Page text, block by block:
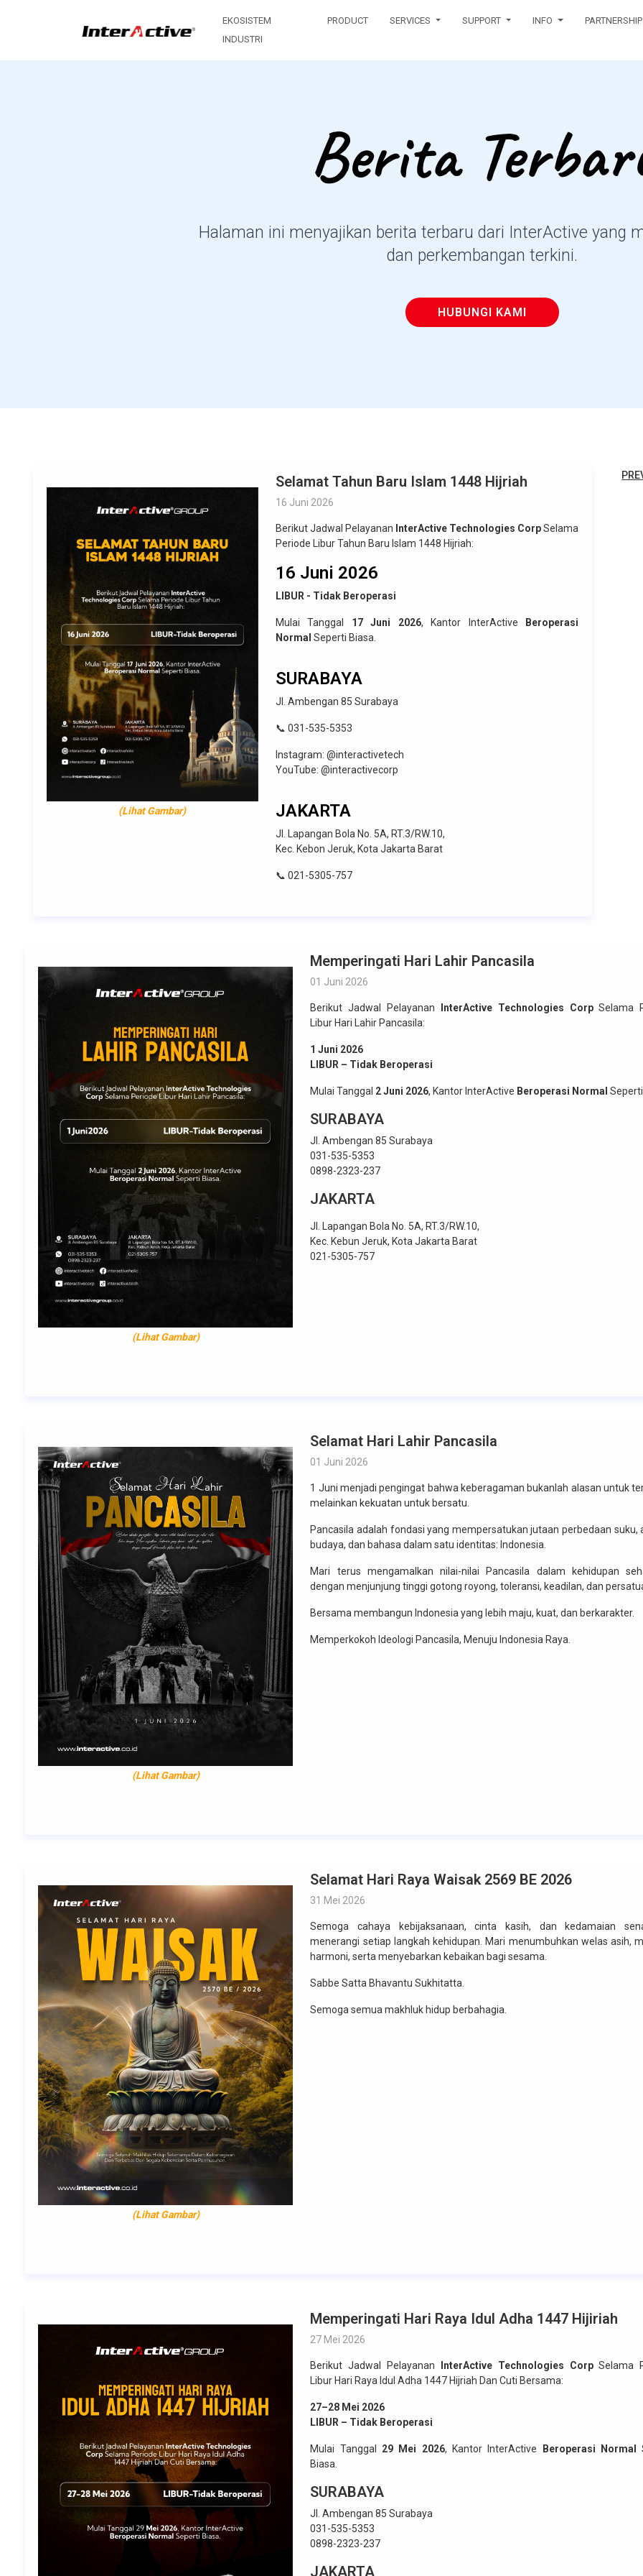
EKOSISTEM
INDUSTRI
PRODUCT SERVICES SUPPORT INFO PARTNERSHIP
Berita
Halaman ini menyajikan berita terbaru dari InterActive yang
dan perkembangan terkini.
HUBUNGI KAMI
(Lihat Gambar)
Selamat Tahun Baru Islam 1448 Hijriah
16 Juni 2026
Berikut Jadwal Pelayanan InterActive Technologies CorpSelama
Periode Libur Tahun Baru Islam 1448 Hijriah:
16 Juni 2026
LIBUR - Tidak Beroperasi
Mulai Tanggal 17 Juni 2026, Kantor InterActive
Beroperasi
Normal Seperti Biasa.
SURABAYA
Jl. Ambengan 85 Surabaya
📞 031-535-5353
Instagram: @interactivetech
YouTube: @interactivecorp
JAKARTA
Jl. Lapangan Bola No. 5A, RT.3/RW.10,
Kec. Kebon Jeruk, Kota Jakarta Barat
📞 021-5305-757
(Lihat Gambar)
Memperingati Hari Lahir Pancasila
01 Juni 2026
Berikut Jadwal Pelayanan InterActive Technologies CorpSelama
Libur Hari Lahir Pancasila:
1 Juni 2026
LIBUR – Tidak Beroperasi
Mulai Tanggal 2 Juni 2026, Kantor InterActive Beroperasi Normal Seperti
SURABAYA
Jl. Ambengan 85 Surabaya
031-535-5353
0898-2323-237
JAKARTA
Jl. Lapangan Bola No. 5A, RT.3/RW.10,
Kec. Kebun Jeruk, Kota Jakarta Barat
021-5305-757
(Lihat Gambar)
Selamat Hari Lahir Pancasila
01 Juni 2026
1 Juni menjadi pengingat bahwa keberagaman bukanlah alasan untuk
melainkan kekuatan untuk bersatu.
Pancasila adalah fondasi yang mempersatukan jutaan perbedaan suku,
budaya, dan bahasa dalam satu identitas: Indonesia.
Mari terus mengamalkan nilai-nilai Pancasila dalam kehidupan
dengan menjunjung tinggi gotong royong, toleransi, keadilan, dan
Bersama membangun Indonesia yang lebih maju, kuat, dan berkarakter.
Memperkokoh Ideologi Pancasila, Menuju Indonesia Raya.
(Lihat Gambar)
Selamat Hari Raya Waisak 2569 BE 2026
31 Mei 2026
Semoga cahaya kebijaksanaan, cinta kasih, dan kedamaian
menerangi setiap langkah kehidupan. Mari menumbuhkan welas asih,
harmoni, serta menyebarkan kebaikan bagi sesama.
Sabbe Satta Bhavantu Sukhitatta.
Semoga semua makhluk hidup berbahagia.
Memperingati Hari Raya Idul Adha 1447 Hijiriah
27 Mei 2026
Berikut Jadwal Pelayanan InterActive Technologies CorpSelama
Libur Hari Raya Idul Adha 1447 Hijriah Dan Cuti Bersama:
27–28 Mei 2026
LIBUR – Tidak Beroperasi
Mulai Tanggal 29 Mei 2026, Kantor InterActive Beroperasi Normal
Biasa.
SURABAYA
Jl. Ambengan 85 Surabaya
031-535-5353
0898-2323-237
JAKARTA